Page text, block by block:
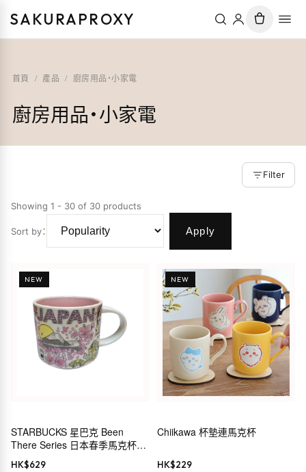
SAKURAPROXY
首頁 / 產品 / 廚房用品・小家電
廚房用品・小家電
Filter
Showing 1 - 30 of 30 products
Sort by： Apply
NEW
STARBUCKS 星巴克 Been
There Series 日本春季馬克杯
414ml 櫻花 粉紅
HK$629
NEW
Chiikawa 杯墊連馬克杯
HK$229